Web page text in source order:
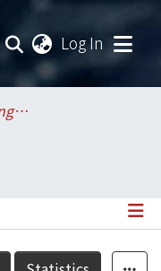
Log In
College of Electrical Engineering and Computer Science / 電機資訊學院